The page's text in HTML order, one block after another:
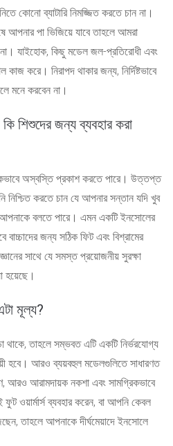
কোনো ব্যাটারি নিমজ্জিত করতে চান না।
আপনার পা ভিজিয়ে যাবে তাহলে আমরা
যাইহোক, কিছু মডেল জল-প্রতিরোধী এবং
করে। নিরাপদ থাকার জন্য, নির্দিষ্টভাবে
মনে করবেন না।
শিশুদের জন্য ব্যবহার করা
অস্বস্তি প্রকাশ করতে পারে। উত্তপ্ত
নিশ্চিত করতে চান যে আপনার সন্তান যদি খুব
বলতে পারে। এমন একটি ইনসোলের
বাচ্চাদের জন্য সঠিক ফিট এবং বিশ্রামের
সাথে যে সমস্ত প্রয়োজনীয় সুরক্ষা
হয়েছে।
মূল্য?
থাকে, তাহলে সম্ভবত এটি একটি নির্ভরযোগ্য
হবে। আরও ব্যয়বহুল মডেলগুলিতে সাধারণত
আরও আরামদায়ক নকশা এবং সামগ্রিকভাবে
ওয়ার্মার্স ব্যবহার করেন, বা আপনি কেবল
তাহলে আপনাকে দীর্ঘমেয়াদে ইনসোলে